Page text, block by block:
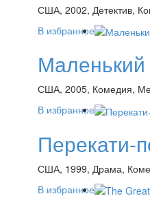
США, 2002, Детектив,
В избранное
США, 2005, Комедия,
В избранное
Перекати-
США, 1999, Драма,
В избранное